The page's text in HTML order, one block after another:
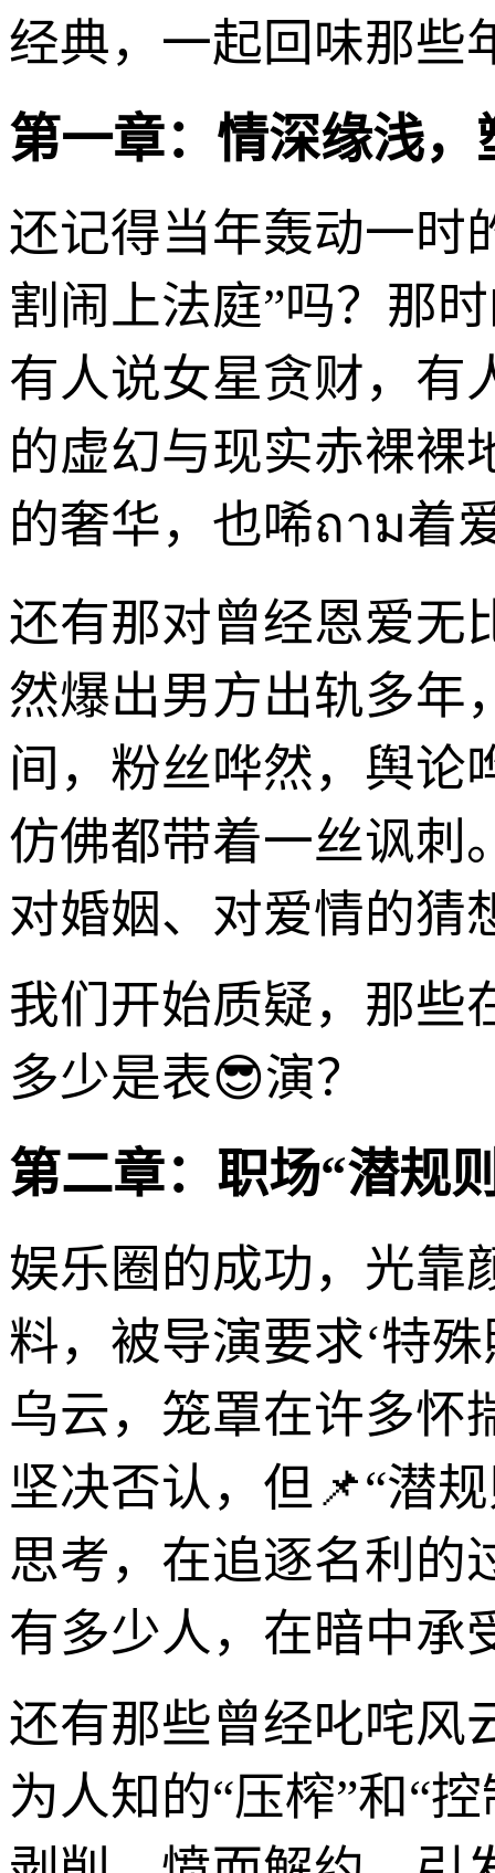
经典，一起回味那些
第一章：情深缘浅
还记得当年轰动一时
割闹上法庭”吗？那
有人说女星贪财，有
的虚幻与现实赤裸裸
的奢华，也唏ถาม着
还有那对曾经恩爱无
然爆出男方出轨多年
间，粉丝哗然，舆论
仿佛都带着一丝讽刺
对婚姻、对爱情的猜
我们开始质疑，那些
多少是表😎演？
第二章：职场“潜规
娱乐圈的成功，光靠
料，被导演要求‘特
乌云，笼罩在许多怀
坚决否认，但📌“潜
思考，在追逐名利的
有多少人，在暗中承
还有那些曾经叱咤风
为人知的“压榨”和“